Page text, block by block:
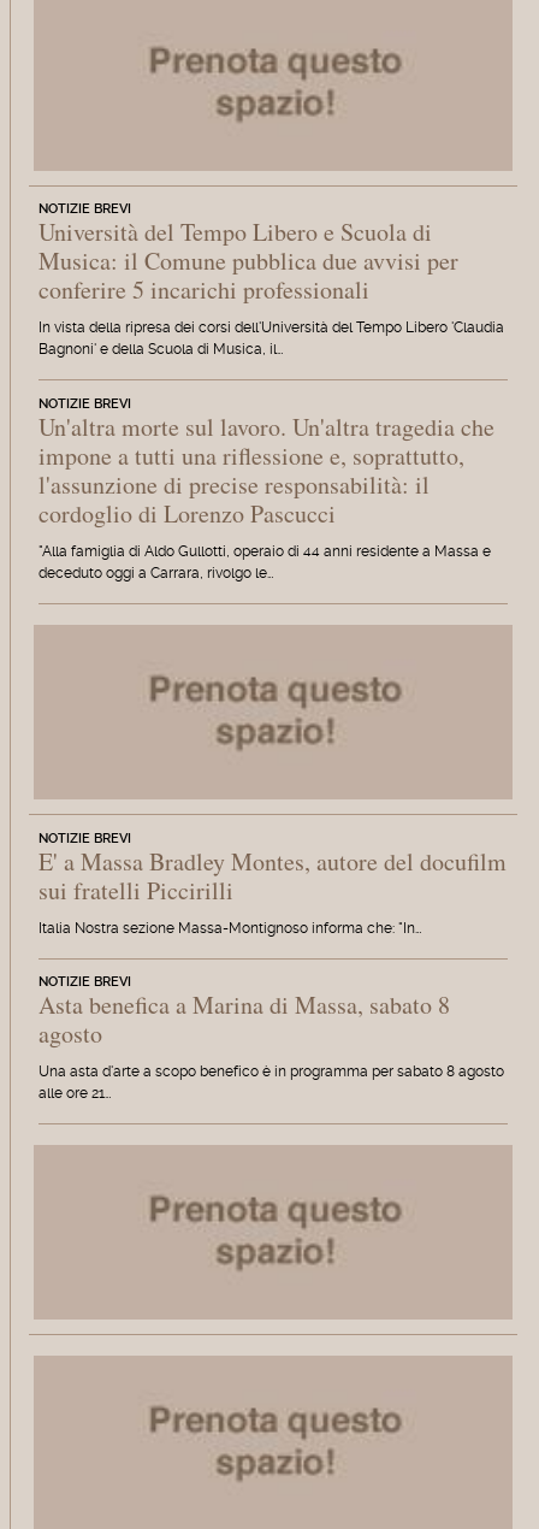
NOTIZIE BREVI
Università del Tempo Libero e Scuola di
Musica: il Comune pubblica due avvisi per
conferire 5 incarichi professionali
In vista della ripresa dei corsi dell'Università del Tempo Libero 'Claudia
Bagnoni' e della Scuola di Musica, il…
NOTIZIE BREVI
Un'altra morte sul lavoro. Un'altra tragedia che
impone a tutti una riflessione e, soprattutto,
l'assunzione di precise responsabilità: il
cordoglio di Lorenzo Pascucci
"Alla famiglia di Aldo Gullotti, operaio di 44 anni residente a Massa e
deceduto oggi a Carrara, rivolgo le…
NOTIZIE BREVI
E' a Massa Bradley Montes, autore del docufilm
sui fratelli Piccirilli
Italia Nostra sezione Massa-Montignoso informa che: "In…
NOTIZIE BREVI
Asta benefica a Marina di Massa, sabato 8
agosto
Una asta d'arte a scopo benefico è in programma per sabato 8 agosto
alle ore 21…